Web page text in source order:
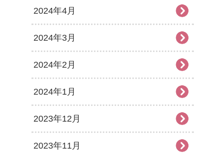
2024年4月
2024年3月
2024年2月
2024年1月
2023年12月
2023年11月